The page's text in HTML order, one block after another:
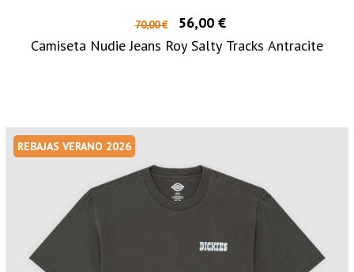
70,00 €
56,00 €
Camiseta Nudie Jeans Roy Salty Tracks Antracite
REBAJAS VERANO 2026